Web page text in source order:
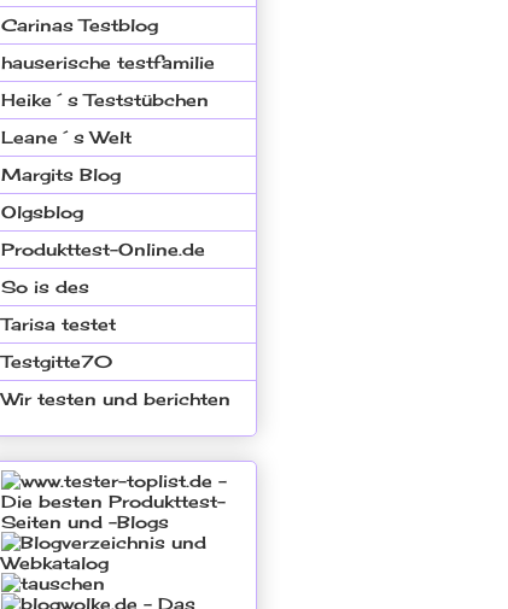
Carinas Testblog
hauserische testfamilie
Heike´s Teststübchen
Leane´s Welt
Margits Blog
Olgsblog
Produkttest-Online.de
So is des
Tarisa testet
Testgitte70
Wir testen und berichten